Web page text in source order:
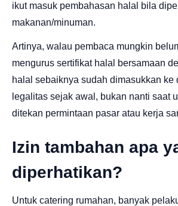
ikut masuk pembahasan halal bila
makanan/minuman.
Artinya, walau pembaca mungkin
mengurus sertifikat halal bersamaan
halal sebaiknya sudah dimasukkan ke
legalitas sejak awal, bukan nanti saat
ditekan permintaan pasar atau kerja
Izin tambahan apa
diperhatikan?
Untuk catering rumahan, banyak